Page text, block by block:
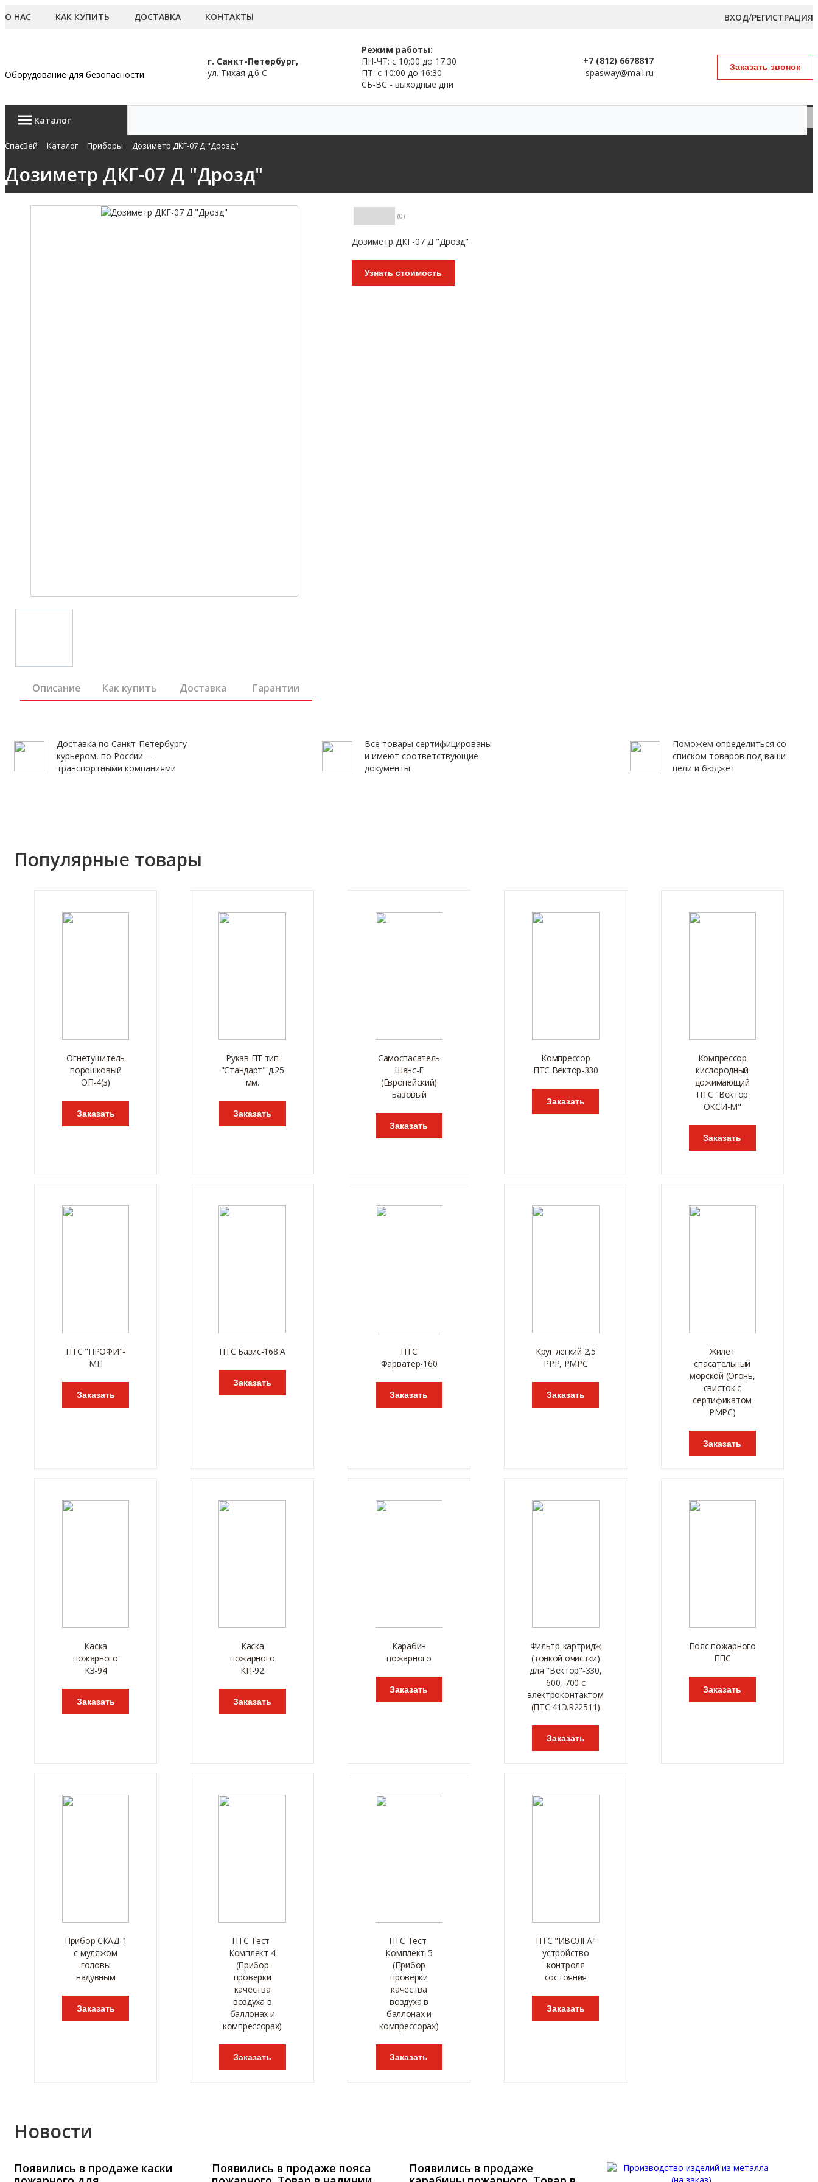
О НАС КАК КУПИТЬ ДОСТАВКА КОНТАКТЫ ВХОД/РЕГИСТРАЦИЯ
Оборудование для безопасности
г. Санкт-Петербург,
ул. Тихая д.6 С
Режим работы:
ПН-ЧТ: с 10:00 до 17:30
ПТ: с 10:00 до 16:30
СБ-ВС - выходные дни
+7 (812) 6678817
spasway@mail.ru
Заказать звонок
Каталог
СпасВей Каталог Приборы Дозиметр ДКГ-07 Д "Дрозд"
Дозиметр ДКГ-07 Д "Дрозд"
(0)
Дозиметр ДКГ-07 Д "Дрозд"
Узнать стоимость
Описание Как купить Доставка Гарантии
Доставка по Санкт-Петербургу
курьером, по России —
транспортными компаниями
Все товары сертифицированы
и имеют соответствующие
документы
Поможем определиться со
списком товаров под ваши
цели и бюджет
Популярные товары
Огнетушитель
порошковый
ОП-4(з)
Заказать
Рукав ПТ тип
"Стандарт" д.25
мм.
Заказать
Самоспасатель
Шанс-Е
(Европейский)
Базовый
Заказать
Компрессор
ПТС Вектор-330
Заказать
Компрессор
кислородный
дожимающий
ПТС "Вектор
ОКСИ-М"
Заказать
ПТС "ПРОФИ"-
МП
Заказать
ПТС Базис-168 А
Заказать
ПТС
Фарватер-160
Заказать
Круг легкий 2,5
РРР, РМРС
Заказать
Жилет
спасательный
морской (Огонь,
свисток с
сертификатом
РМРС)
Заказать
Каска
пожарного
КЗ-94
Заказать
Каска
пожарного
КП-92
Заказать
Карабин
пожарного
Заказать
Фильтр-картридж
(тонкой очистки)
для "Вектор"-330,
600, 700 с
электроконтактом
(ПТС 41Э.R22511)
Заказать
Пояс пожарного
ППС
Заказать
Прибор СКАД-1
с муляжом
головы
надувным
Заказать
ПТС Тест-
Комплект-4
(Прибор
проверки
качества
воздуха в
баллонах и
компрессорах)
Заказать
ПТС Тест-
Комплект-5
(Прибор
проверки
качества
воздуха в
баллонах и
компрессорах)
Заказать
ПТС "ИВОЛГА"
устройство
контроля
состояния
Заказать
Новости
Появились в продаже каски
Появились в продаже пояса
Появились в продаже